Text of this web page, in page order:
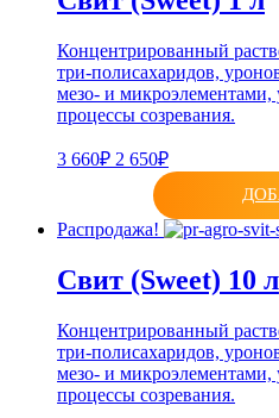
Концентрированный
три-полисахаридов,
мезо- и
процессы созревания.
3 660₽ 2 650₽
Распродажа!
Свит (Sweet) 10 л
Концентрированный
три-полисахаридов,
мезо- и
процессы созревания.